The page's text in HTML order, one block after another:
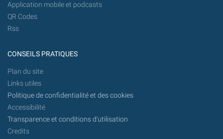
Application mobile et podcasts
QR Codes
Rss
CONSEILS PRATIQUES
Plan du site
Links utiles
Politique de confidentialité et des cookies
Accessibilité
Transparence et conditions d'utilisation
Credits